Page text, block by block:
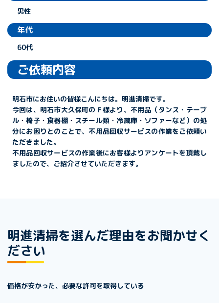
男性
年代
60代
ご依頼内容
明石市にお住いの皆様こんにちは。明進清掃です。
今回は、明石市大久保町のＦ様より、不用品（タンス・テーブ
ル・椅子・食器棚・スチール類・冷蔵庫・ソファーなど）の処
分にお困りとのことで、不用品回収サービスの作業をご依頼い
ただきました。
不用品回収サービスの作業後にお客様よりアンケートを頂戴し
ましたので、ご紹介させていただきます。
明進清掃を選んだ理由をお聞かせく
ださい
価格が安かった、必要な許可を取得している